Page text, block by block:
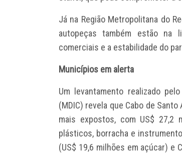
Já na Região Metropolitana do
autopeças também estão na
comerciais e a estabilidade do
Municípios em alerta
Um levantamento realizado
(MDIC) revela que Cabo de
mais expostos, com US$ 27,2
plásticos, borracha e
(US$ 19,6 milhões em açúcar) e